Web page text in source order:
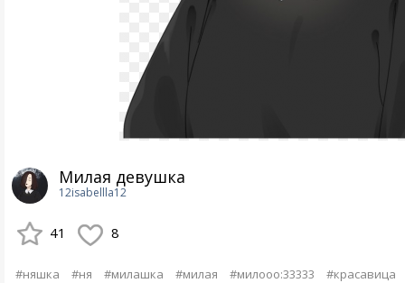
Милая девушка
12isabellla12
41 8
#няшка #ня #милашка #милая #милооо:33333
#красавица